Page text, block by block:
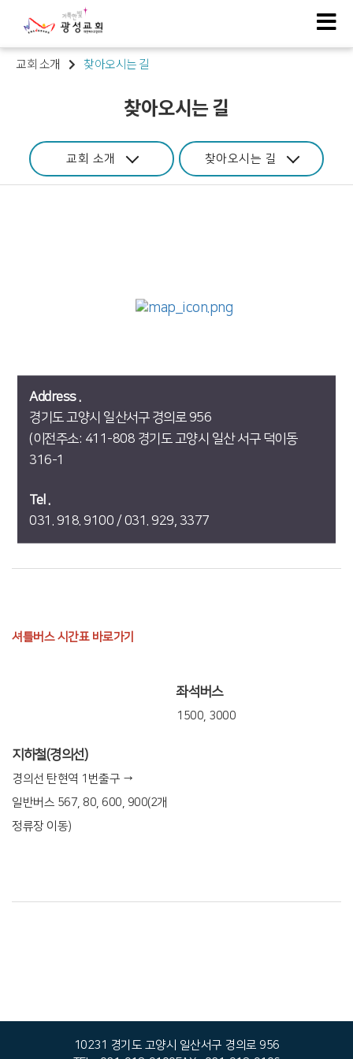
교회 소개 찾아오시는 길
찾아오시는 길
교회 소개 찾아오시는 길
Address .
경기도 고양시 일산서구 경의로 956
(이전주소: 411-808 경기도 고양시 일산 서구 덕이동
316-1
Tel .
031. 918. 9100 / 031. 929, 3377
셔틀버스 시간표 바로가기
좌석버스
1500, 3000
지하철(경의선)
경의선 탄현역 1번출구 →
일반버스 567, 80, 600, 900(2개
정류장 이동)
10231 경기도 고양시 일산서구 경의로 956